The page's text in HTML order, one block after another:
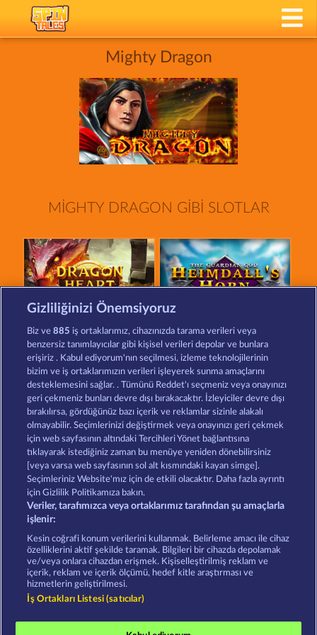
Mighty Dragon
MIGHTY DRAGON GIBI SLOTLAR
Magic Mirror Gates Of Ishtar
Hüküm ve Koşullar Gizlilik Beyanı Künye
Şirket SSS Ortaklık programı Facebook
İptal talebini gönder
Sosyal casino oyunları sadece eğlence amaçlıdır ve
Gizliliğinizi Önemsiyoruz
Biz ve885 iş ortaklarımız, cihazınızda tarama verileri veya
benzersiz tanımlayıcılar gibi kişisel verileri depolar ve bunlara
erişiriz . Kabul ediyorum'nın seçilmesi, izleme teknolojilerinin
bizim ve iş ortaklarımızın verileri işleyerek sunma amaçlarını
desteklemesini sağlar. . Tümünü Reddet'ı seçmeniz veya onayınızı
geri çekmeniz bunları devre dışı bırakacaktır. İzleyiciler devre dışı
bırakılırsa, gördüğünüz bazı içerik ve reklamlar sizinle alakalı
olmayabilir. Seçimlerinizi değiştirmek veya onayınızı geri çekmek
için web sayfasının altındaki Tercihleri Yönet bağlantısına
tıklayarak istediğiniz zaman bu menüye yeniden dönebilirsiniz
[veya varsa web sayfasının sol alt kısmındaki kayan simge].
Seçimleriniz Website'mız için de etkili olacaktır. Daha fazla ayrıntı
için Gizlilik Politikamıza bakın.
Veriler, tarafımızca veya ortaklarımız tarafından şu amaçlarla
işlenir:
Kesin coğrafi konum verilerini kullanmak. Belirleme amacı ile cihaz
özelliklerini aktif şekilde taramak. Bilgileri bir cihazda depolamak
ve/veya onlara cihazdan erişmek. Kişiselleştirilmiş reklam ve
içerik, reklam ve içerik ölçümü, hedef kitle araştırması ve
hizmetlerin geliştirilmesi.
İş Ortakları Listesi (satıcılar)